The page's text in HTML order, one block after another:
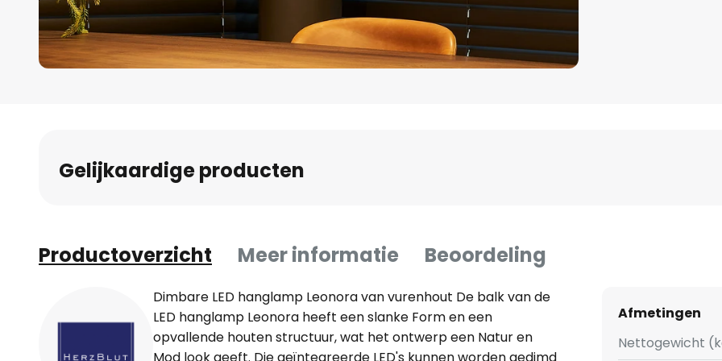
vanGelijkaardige producten
Productoverzicht Meer informatie Beoordeling
Dimbare LED hanglamp Leonora van vurenhout De balk van de
LED hanglamp Leonora heeft een slanke Form en een
opvallende houten structuur, wat het ontwerp een Natur en
Afmetingen
Nettogewicht